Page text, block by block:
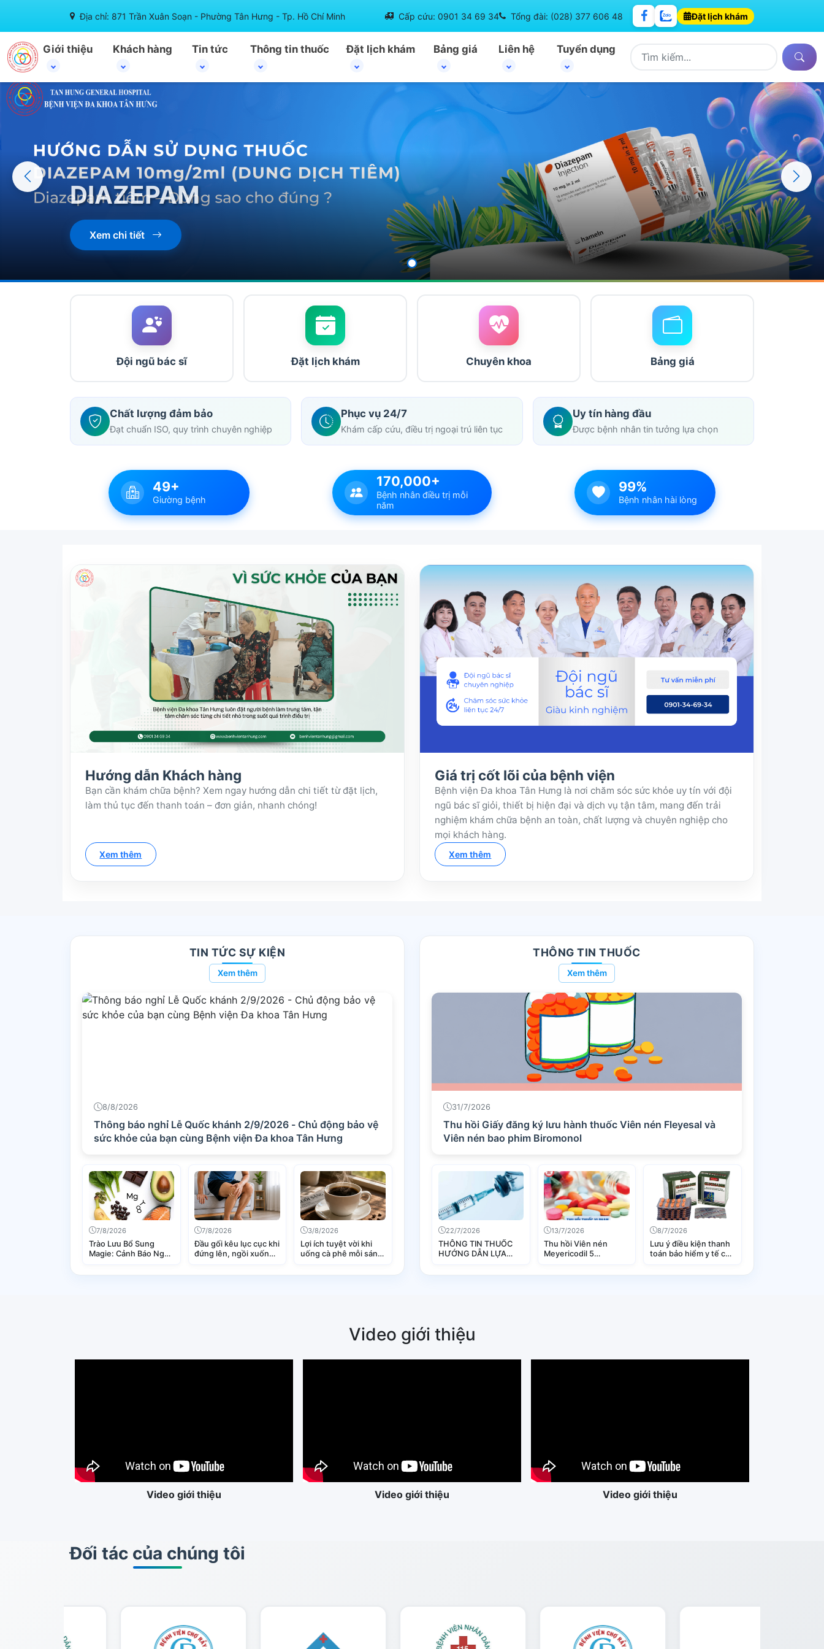
Địa chỉ: 871 Trần Xuân Soạn - Phường Tân Hưng - Tp. Hồ Chí Minh Cấp cứu: 0901 34 69 34 Tổng đài: (028) 377 606 48 Đặt lịch khám
Giới thiệu Khách hàng Tin tức Thông tin thuốc Đặt lịch khám Bảng giá Liên hệ Tuyển dụng
DIAZEPAM
Xem chi tiết
Đội ngũ bác sĩ Đặt lịch khám Chuyên khoa Bảng giá
Chất lượng đảm bảo
Đạt chuẩn ISO, quy trình chuyên nghiệp
Phục vụ 24/7
Khám cấp cứu, điều trị ngoại trú liên tục
Uy tín hàng đầu
Được bệnh nhân tin tưởng lựa chọn
49+
Giường bệnh
170,000+
Bệnh nhân điều trị mỗi
năm
99%
Bệnh nhân hài lòng
Hướng dẫn Khách hàng
Bạn cần khám chữa bệnh? Xem ngay hướng dẫn chi tiết từ đặt lịch,
làm thủ tục đến thanh toán – đơn giản, nhanh chóng!
Xem thêm
Giá trị cốt lõi của bệnh viện
Bệnh viện Đa khoa Tân Hưng là nơi chăm sóc sức khỏe uy tín với đội
ngũ bác sĩ giỏi, thiết bị hiện đại và dịch vụ tận tâm, mang đến trải
nghiệm khám chữa bệnh an toàn, chất lượng và chuyên nghiệp cho
mọi khách hàng.
Xem thêm
TIN TỨC SỰ KIỆN
Xem thêm
8/8/2026
Thông báo nghỉ Lễ Quốc khánh 2/9/2026 - Chủ động bảo vệ
sức khỏe của bạn cùng Bệnh viện Đa khoa Tân Hưng
7/8/2026
Trào Lưu Bổ Sung
Magie: Cảnh Báo Nguy
7/8/2026
Đầu gối kêu lục cục khi
đứng lên, ngồi xuống:
3/8/2026
Lợi ích tuyệt vời khi
uống cà phê mỗi sáng
THÔNG TIN THUỐC
Xem thêm
31/7/2026
Thu hồi Giấy đăng ký lưu hành thuốc Viên nén Fleyesal và
Viên nén bao phim Biromonol
22/7/2026
THÔNG TIN THUỐC
HƯỚNG DẪN LỰA
13/7/2026
Thu hồi Viên nén
Meyericodil 5
8/7/2026
Lưu ý điều kiện thanh
toán bảo hiểm y tế của
Video giới thiệu
Video giới thiệu Video giới thiệu Video giới thiệu
Đối tác của chúng tôi